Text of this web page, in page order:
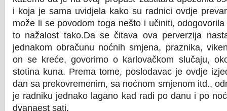
i koja je sama uvidjela kako su radnici ovdje
može li se povodom toga nešto i učiniti,
to nažalost tako.Da se čitava ova perverzija
jednakom obračunu noćnih smjena, praznika,
on se kreće, govorimo o karlovačkom slučaju,
stotina kuna. Prema tome, poslodavac je ovdje
dan sa prekovremenim, sa noćnom smjenom itd.,
je radniku jednako lagano kad radi po danu i po
dvanaest sati.